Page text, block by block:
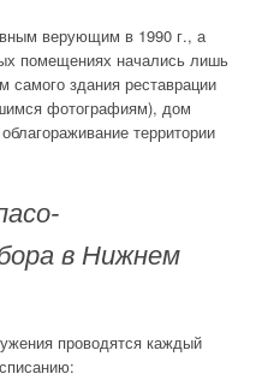
верующим в 1990 г., а
помещениях начались лишь
самого здания реставрации
фотографиям), дом
территории
в Нижнем
проводятся каждый